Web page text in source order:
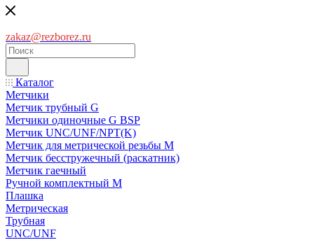
zakaz@rezborez.ru
Каталог
Метчики
Метчик трубный G
Метчики одиночные G BSP
Метчик UNC/UNF/NPT(K)
Метчик для метрической резьбы M
Метчик бесстружечный (раскатник)
Метчик гаечный
Ручной комплектный M
Плашка
Метрическая
Трубная
UNC/UNF